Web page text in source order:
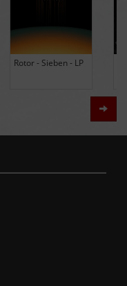
Hodja - The Band -